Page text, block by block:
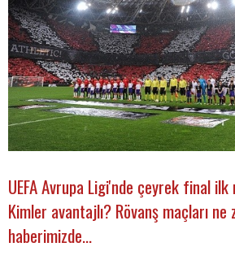
UEFA Avrupa Ligi'nde çeyrek final ilk
Kimler avantajlı? Rövanş maçları
haberimizde...